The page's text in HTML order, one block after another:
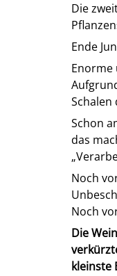
Die
Ende
Enorme
Schalen
Schon
das
Noch
Noch
Die
kleinste